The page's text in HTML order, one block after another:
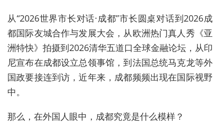
从“2026世界市长对话·成都”市长圆桌对话到2026成
都国际友城合作与发展大会，从欧洲热门真人秀《亚
洲特快》拍摄到2026清华五道口全球金融论坛，从印
尼宣布在成都设立总领事馆，到法国总统马克龙等外
国政要接连到访，近年来，成都频频出现在国际视野
中。
那么，在外国人眼中，成都究竟是什么模样？